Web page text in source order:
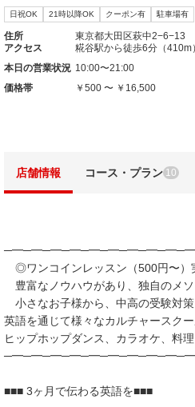
日祝OK 21時以降OK クーポン有 駐車場有
住所
東京都大田区萩中2−6−13
アクセス
糀谷駅から徒歩6分（410m）
本日の営業状況 10:00〜21:00
価格帯
￥500 〜 ￥16,500
店舗情報 コース・プラン 10
◎ワンコインレッスン（500円〜
豊富なノウハウがあり、独自のメソ
小さなお子様から、中高の受験対
英語を通じて様々なカルチャースク
ヒップホップダンス、カラオケ、料
■■■ 3ヶ月で伝わる英語を■■■